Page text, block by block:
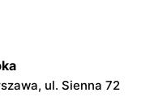
ul. Sienna 72